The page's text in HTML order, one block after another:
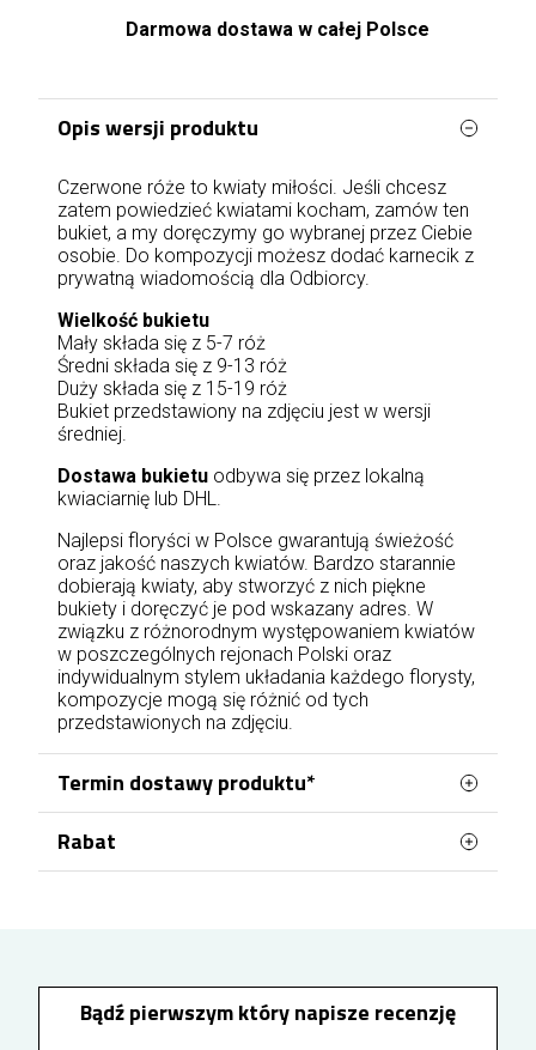
Darmowa dostawa w całej Polsce
Opis wersji produktu
Czerwone róże to kwiaty miłości. Jeśli chcesz
zatem powiedzieć kwiatami kocham, zamów ten
bukiet, a my doręczymy go wybranej przez Ciebie
osobie. Do kompozycji możesz dodać karnecik z
prywatną wiadomością dla Odbiorcy.
Wielkość bukietu
Mały składa się z 5-7 róż
Średni składa się z 9-13 róż
Duży składa się z 15-19 róż
Bukiet przedstawiony na zdjęciu jest w wersji
średniej.
Dostawa bukietu odbywa się przez lokalną
kwiaciarnię lub DHL.
Najlepsi floryści w Polsce gwarantują świeżość
oraz jakość naszych kwiatów. Bardzo starannie
dobierają kwiaty, aby stworzyć z nich piękne
bukiety i doręczyć je pod wskazany adres. W
związku z różnorodnym występowaniem kwiatów
w poszczególnych rejonach Polski oraz
indywidualnym stylem układania każdego florysty,
kompozycje mogą się różnić od tych
przedstawionych na zdjęciu.
Termin dostawy produktu*
Zamówienie, które zostanie złożone do godz 17
odponiedziałku do piątkulub do godz 15w
możemy doręczyć najszybciej w kolejnym dniu.
Rabat
naszej kwiaciarni przed złożeniem zamówienia.
Za każde 100 zł wydane na kwiaty i dodatki
Bądź pierwszym który napisze recenzję